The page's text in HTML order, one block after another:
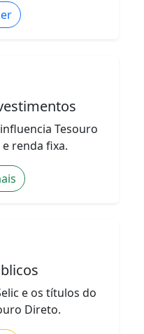
Tesouro
renda fixa.
e os títulos do
Direto.